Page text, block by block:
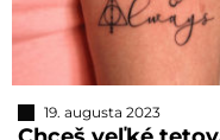
19. augusta 2023